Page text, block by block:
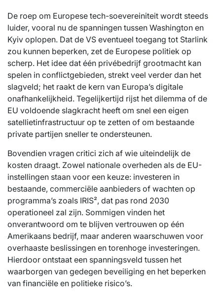
De roep om Europese tech-soevereiniteit wordt steeds
luider, vooral nu de spanningen tussen Washington en
Kyiv oplopen. Dat de VS eventueel toegang tot Starlink
zou kunnen beperken, zet de Europese politiek op
scherp. Het idee dat één privébedrijf grootmacht kan
spelen in conflictgebieden, strekt veel verder dan het
slagveld; het raakt de kern van Europa’s digitale
onafhankelijkheid. Tegelijkertijd rijst het dilemma of de
EU voldoende slagkracht heeft om snel een eigen
satellietinfrastructuur op te zetten of om bestaande
private partijen sneller te ondersteunen.
Bovendien vragen critici zich af wie uiteindelijk de
kosten draagt. Zowel nationale overheden als de EU-
instellingen staan voor een keuze: investeren in
bestaande, commerciële aanbieders of wachten op
programma’s zoals IRIS², dat pas rond 2030
operationeel zal zijn. Sommigen vinden het
onverantwoord om te blijven vertrouwen op één
Amerikaans bedrijf, maar anderen waarschuwen voor
overhaaste beslissingen en torenhoge investeringen.
Hierdoor ontstaat een spanningsveld tussen het
waarborgen van gedegen beveiliging en het beperken
van financiële en politieke risico’s.